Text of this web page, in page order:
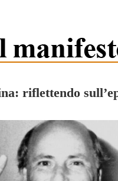
riflettendo